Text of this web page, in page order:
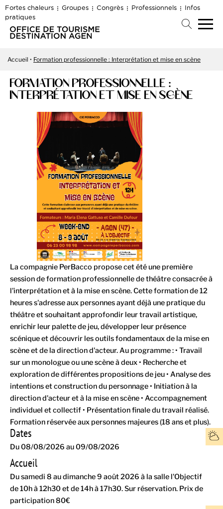
Fortes chaleurs Groupes Congrès Professionnels
Infos
pratiques
Accueil Formation professionnelle : Interprétation et mise en scène
FORMATION PROFESSIONNELLE :
INTERPRÉTATION ET MISE EN SCÈNE
La compagnie PerBacco propose cet été une première
session de formation professionnelle de théâtre consacrée à
l'interprétation et à la mise en scène. Cette formation de 12
heures s'adresse aux personnes ayant déjà une pratique du
théâtre et souhaitant approfondir leur travail artistique,
enrichir leur palette de jeu, développer leur présence
scénique et découvrir les outils fondamentaux de la mise en
scène et de la direction d'acteur. Au programme : • Travail
sur un monologue ou une scène à deux • Recherche et
exploration de différentes propositions de jeu • Analyse des
intentions et construction du personnage • Initiation à la
direction d'acteur et à la mise en scène • Accompagnement
individuel et collectif • Présentation finale du travail réalisé.
Formation réservée aux personnes majeures (18 ans et plus).
Dates
Du 08/08/2026 au 09/08/2026
Accueil
Du samedi 8 au dimanche 9 août 2026 à la salle l'Objectif
de 10h à 12h30 et de 14h à 17h30. Sur réservation. Prix de
participation 80€